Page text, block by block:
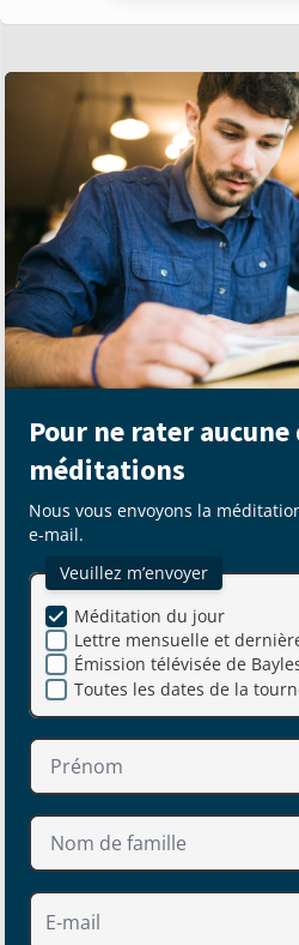
Pour ne rater aucune
méditations
Nous vous envoyons la
e-mail.
Veuillez m’envoyer
Lettre mensuelle et
Méditation du jour
Émission télévisée de
Toutes les dates de la